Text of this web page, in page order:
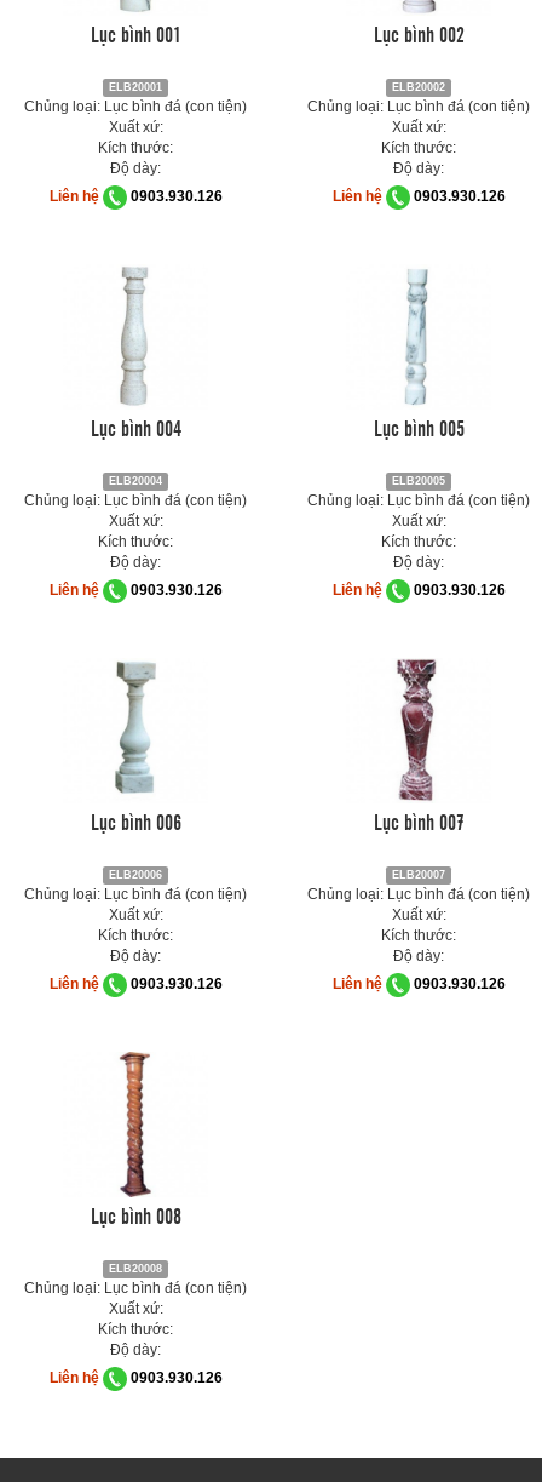
Lục bình 001
ELB20001
Chủng loại: Lục bình đá (con tiện)
Xuất xứ:
Kích thước:
Độ dày:
Liên hệ
0903.930.126
Lục bình 002
ELB20002
Chủng loại: Lục bình đá (con tiện)
Xuất xứ:
Kích thước:
Độ dày:
Liên hệ
0903.930.126
Lục bình 004
ELB20004
Chủng loại: Lục bình đá (con tiện)
Xuất xứ:
Kích thước:
Độ dày:
Liên hệ
0903.930.126
Lục bình 005
ELB20005
Chủng loại: Lục bình đá (con tiện)
Xuất xứ:
Kích thước:
Độ dày:
Liên hệ
0903.930.126
Lục bình 006
ELB20006
Chủng loại: Lục bình đá (con tiện)
Xuất xứ:
Kích thước:
Độ dày:
Liên hệ
0903.930.126
Lục bình 007
ELB20007
Chủng loại: Lục bình đá (con tiện)
Xuất xứ:
Kích thước:
Độ dày:
Liên hệ
0903.930.126
Lục bình 008
ELB20008
Chủng loại: Lục bình đá (con tiện)
Xuất xứ:
Kích thước:
Độ dày:
Liên hệ
0903.930.126